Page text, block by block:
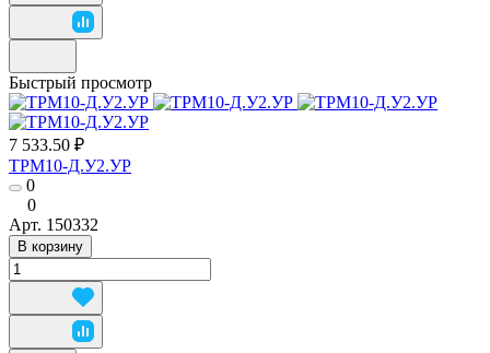
Быстрый просмотр
7 533.50 ₽
ТРМ10-Д.У2.УР
0
0
Арт. 150332
В корзину